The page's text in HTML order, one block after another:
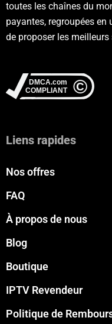
toutes les chaînes du
payantes, regroupées
de proposer les meilleurs
Liens rapides
Nos offres
FAQ
À propos de nous
Blog
Boutique
IPTV Revendeur
Politique de